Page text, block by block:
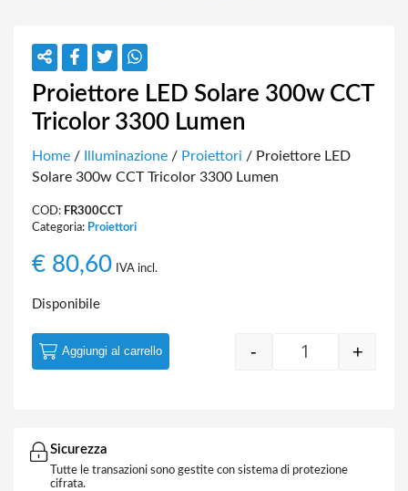
Proiettore LED Solare 300w CCT
Tricolor 3300 Lumen
Home / Illuminazione / Proiettori / Proiettore LED
Solare 300w CCT Tricolor 3300 Lumen
COD: FR300CCT
Categoria: Proiettori
€ 80,60 IVA incl.
Disponibile
Quantity
- +
Aggiungi al carrello
Sicurezza
Tutte le transazioni sono gestite con sistema di protezione
cifrata.